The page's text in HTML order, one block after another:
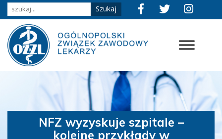
NFZ wyzyskuje szpitale –
kolejne przykłady w